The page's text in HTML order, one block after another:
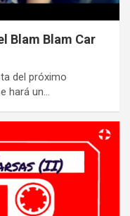
Blam Blam Car
del próximo
hará un…